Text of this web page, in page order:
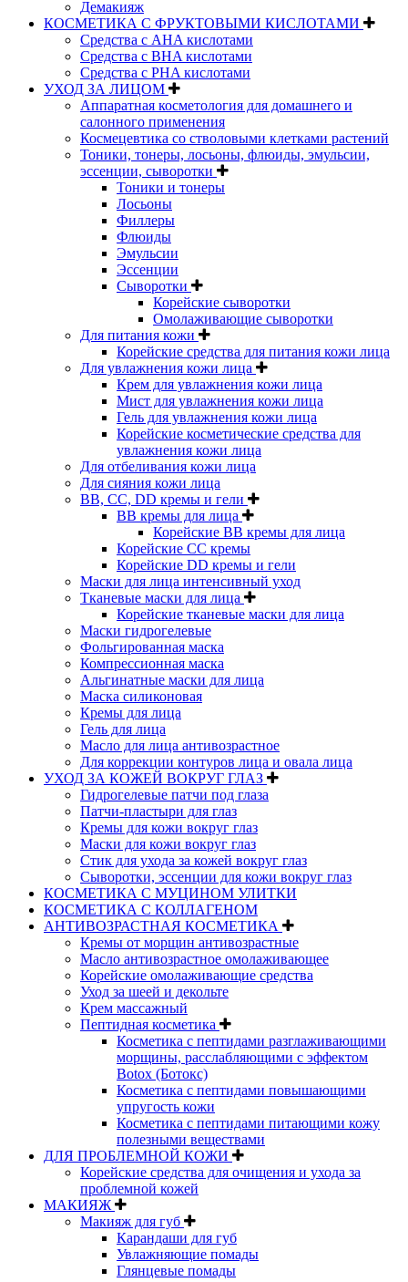
Демакияж
КОСМЕТИКА С ФРУКТОВЫМИ КИСЛОТАМИ
Средства с AHA кислотами
Средства с BHA кислотами
Средства с PHA кислотами
УХОД ЗА ЛИЦОМ
Аппаратная косметология для домашнего и
салонного применения
Космецевтика со стволовыми клетками растений
Тоники, тонеры, лосьоны, флюиды, эмульсии,
эссенции, сыворотки
Тоники и тонеры
Лосьоны
Филлеры
Флюиды
Эмульсии
Эссенции
Сыворотки
Корейские сыворотки
Омолаживающие сыворотки
Для питания кожи
Корейские средства для питания кожи лица
Для увлажнения кожи лица
Крем для увлажнения кожи лица
Мист для увлажнения кожи лица
Гель для увлажнения кожи лица
Корейские косметические средства для
увлажнения кожи лица
Для отбеливания кожи лица
Для сияния кожи лица
BB, CC, DD кремы и гели
BB кремы для лица
Корейские BB кремы для лица
Корейские CC кремы
Корейские DD кремы и гели
Маски для лица интенсивный уход
Тканевые маски для лица
Корейские тканевые маски для лица
Маски гидрогелевые
Фольгированная маска
Компрессионная маска
Альгинатные маски для лица
Маска силиконовая
Кремы для лица
Гель для лица
Масло для лица антивозрастное
Для коррекции контуров лица и овала лица
УХОД ЗА КОЖЕЙ ВОКРУГ ГЛАЗ
Гидрогелевые патчи под глаза
Патчи-пластыри для глаз
Кремы для кожи вокруг глаз
Маски для кожи вокруг глаз
Стик для ухода за кожей вокруг глаз
Сыворотки, эссенции для кожи вокруг глаз
КОСМЕТИКА С МУЦИНОМ УЛИТКИ
КОСМЕТИКА С КОЛЛАГЕНОМ
АНТИВОЗРАСТНАЯ КОСМЕТИКА
Кремы от морщин антивозрастные
Масло антивозрастное омолаживающее
Корейские омолаживающие средства
Уход за шеей и декольте
Крем массажный
Пептидная косметика
Косметика с пептидами разглаживающими
морщины, расслабляющими с эффектом
Botox (Ботокс)
Косметика с пептидами повышающими
упругость кожи
Косметика с пептидами питающими кожу
полезными веществами
ДЛЯ ПРОБЛЕМНОЙ КОЖИ
Корейские средства для очищения и ухода за
проблемной кожей
МАКИЯЖ
Макияж для губ
Карандаши для губ
Увлажняющие помады
Глянцевые помады